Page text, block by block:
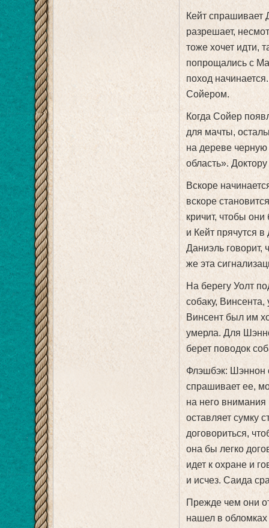
Кейт спрашивает
разрешает,
тоже хочет идти,
попрощались с
поход
Сойером.
Когда Сойер
для мачты,
на дереве черную
область».
Вскоре
вскоре
кричит, чтобы
и Кейт прячутся
Даниэль говорит,
же эта
На берегу Уолт
собаку,
Винсент был им
умерла. Для
берет поводок
Флэшбэк: Шэннон
спрашивает ее,
на него внимания
оставляет сумку
договориться,
она бы легко
идет к охране и
и исчез. Саида
Прежде чем они
нашел в